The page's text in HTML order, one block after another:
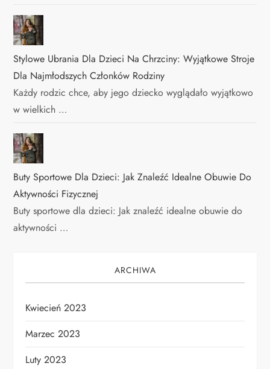
Stylowe Ubrania Dla Dzieci Na Chrzciny: Wyjątkowe Stroje
Dla Najmłodszych Członków Rodziny
Każdy rodzic chce, aby jego dziecko wyglądało wyjątkowo
w wielkich …
Buty Sportowe Dla Dzieci: Jak Znaleźć Idealne Obuwie Do
Aktywności Fizycznej
Buty sportowe dla dzieci: Jak znaleźć idealne obuwie do
aktywności …
ARCHIWA
Kwiecień 2023
Marzec 2023
Luty 2023